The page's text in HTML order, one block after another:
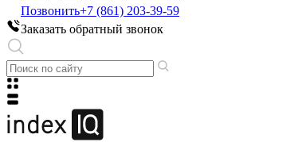
Позвонить+7 (861) 203-39-59
Заказать обратный звонок